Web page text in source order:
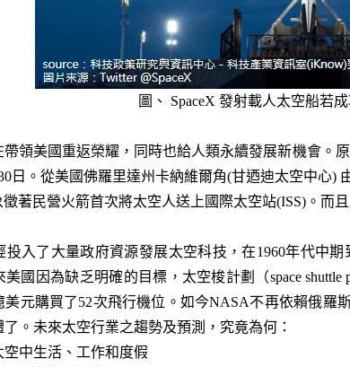
圖、 SpaceX 發射載人太空船若
領美國重返榮耀，同時也給人類永續發展新機會。
日。從美國佛羅里達州卡納維爾角(甘迺迪太空中心)
徵著民營火箭首次將太空人送上國際太空站(ISS)。而
投入了大量政府資源發展太空科技，在1960年代中
國因為缺乏明確的目標，太空梭計劃（space
美元購買了52次飛行機位。如今NASA不再依賴俄
。未來太空行業之趨勢及預測，究竟為何：
中生活、工作和度假